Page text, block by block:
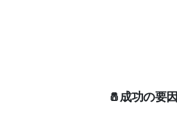
🧂成功の要因